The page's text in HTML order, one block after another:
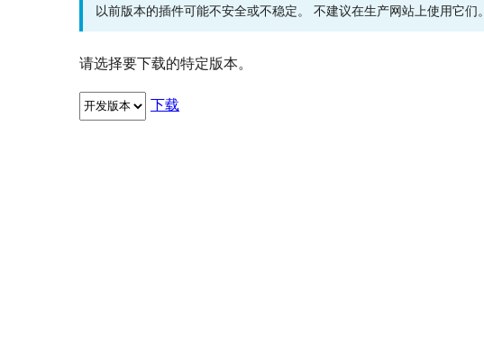
以前版本的插件可能不安全或不稳定。 不建议在生产网站上使用它们。
请选择要下载的特定版本。
下载